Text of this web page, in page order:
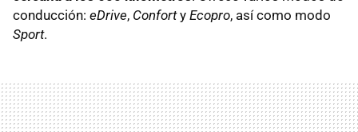
conducción: eDrive, Conforty Ecopro, así como modo
Sport.